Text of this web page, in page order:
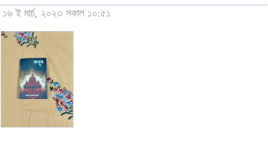
১৬ ই মার্চ, ২০২৩ সকাল ১০:৫১